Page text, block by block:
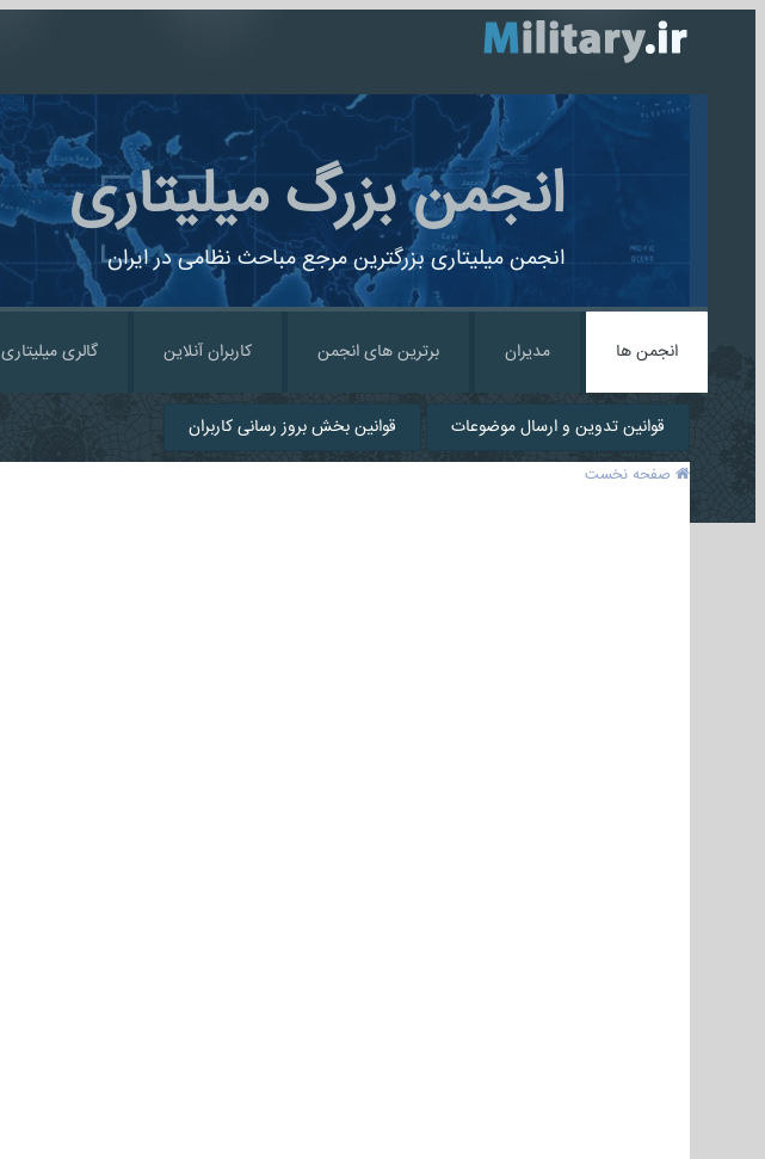
انجمن بزرگ میلیتاری
انجمن میلیتاری بزرگترین مرجع مباحث نظامی در ایران
انجمن ها مدیران برترین های انجمن کاربران آنلاین گالری میلیتاری
قوانین تدوین و ارسال موضوعات قوانین بخش بروز رسانی کاربران
صفحه نخست